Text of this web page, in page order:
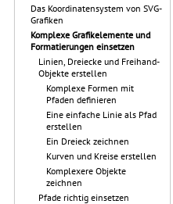
Das Koordinatensystem von SVG-
Grafiken
Komplexe Grafikelemente und
Formatierungen einsetzen
Linien, Dreiecke und Freihand-
Objekte erstellen
Komplexe Formen mit
Pfaden definieren
Eine einfache Linie als Pfad
erstellen
Ein Dreieck zeichnen
Kurven und Kreise erstellen
Komplexere Objekte
zeichnen
Pfade richtig einsetzen